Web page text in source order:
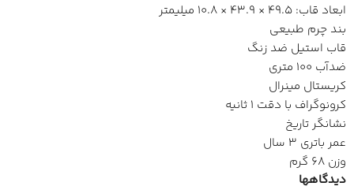
ابعاد قاب: 49.5 × 43.9 × 10.8 میلیمتر
بند چرم طبیعی
قاب استیل ضد زنگ
ضدآب 100 متری
کریستال مینرال
کرونوگراف با دقت 1 ثانیه
نشانگر تاریخ
عمر باتری 3 سال
وزن 68 گرم
دیدگاهها